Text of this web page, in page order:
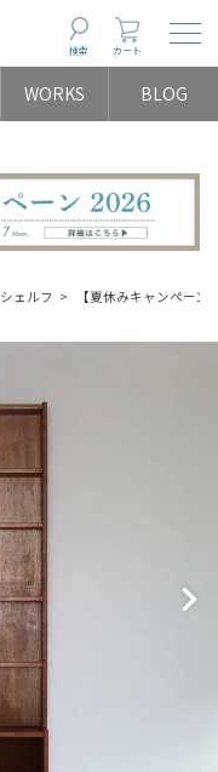
検索 カート
WORKS BLOG
シェルフ 【夏休みキャンペー